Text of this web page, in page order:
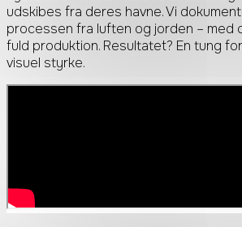
udskibes fra deres havne. Vi
processen fra luften og jorden – med
fuld produktion. Resultatet? En tung
visuel styrke.